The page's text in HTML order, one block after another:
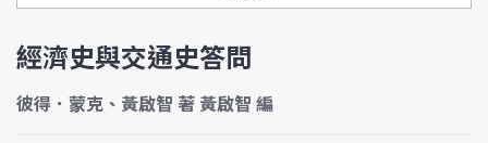
經濟史與交通史答問
彼得．蒙克、黃啟智 著 黃啟智 編